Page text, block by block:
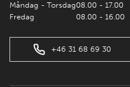
Måndag - Torsdag
Fredag
08.00 - 17.00
08.00 - 16.00
+46 31 68 69 30